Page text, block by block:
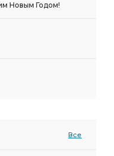
Новым Годом!
Все